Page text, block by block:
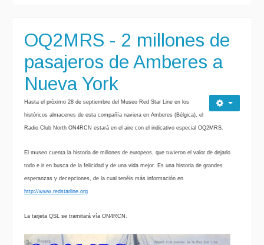
OQ2MRS - 2 millones de
pasajeros de Amberes a
Nueva York
Hasta el próximo 28 de septiembre del Museo Red Star Line en los
históricos almacenes de esta compañía naviera en Amberes (Bélgica), el
Radio Club North ON4RCN estará en el aire con el indicativo especial OQ2MRS.
El museo cuenta la historia de millones de europeos, que tuvieron el valor de dejarlo
todo e ir en busca de la felicidad y de una vida mejor. Es una historia de grandes
esperanzas y decepciones, de la cual tenéis más información en
http://www.redstarline.org
La tarjeta QSL se tramitará vía ON4RCN.